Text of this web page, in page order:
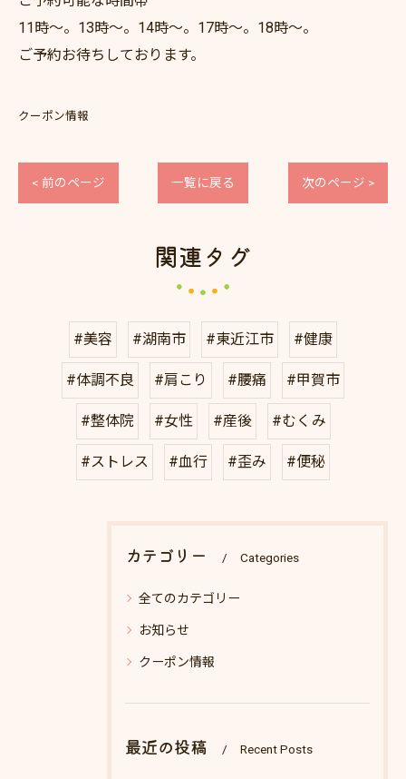
11時～。13時～。14時～。17時～。18時～。
ご予約お待ちしております。
クーポン情報
< 前のページ 一覧に戻る 次のページ >
関連タグ
#美容 #湖南市 #東近江市 #健康
#体調不良 #肩こり #腰痛 #甲賀市
#整体院 #女性 #産後 #むくみ
#ストレス #血行 #歪み #便秘
カテゴリー Categories
全てのカテゴリー
お知らせ
クーポン情報
最近の投稿 Recent Posts